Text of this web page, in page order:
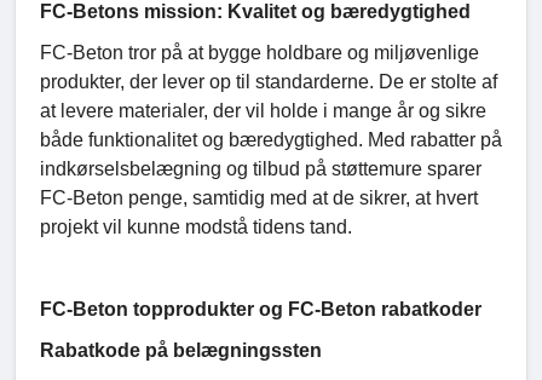
FC-Betons mission: Kvalitet og bæredygtighed
FC-Beton tror på at bygge holdbare og miljøvenlige
produkter, der lever op til standarderne. De er stolte af
at levere materialer, der vil holde i mange år og sikre
både funktionalitet og bæredygtighed. Med rabatter på
indkørselsbelægning og tilbud på støttemure sparer
FC-Beton penge, samtidig med at de sikrer, at hvert
projekt vil kunne modstå tidens tand.
FC-Beton topprodukter og FC-Beton rabatkoder
Rabatkode på belægningssten